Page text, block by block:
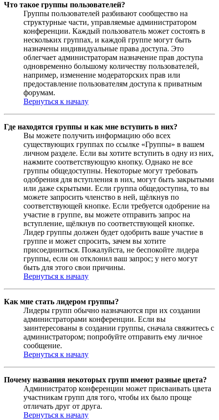
Что такое группы пользователей?
Группы пользователей разбивают сообщество на
структурные части, управляемые администратором
конференции. Каждый пользователь может состоять в
нескольких группах, и каждой группе могут быть
назначены индивидуальные права доступа. Это
облегчает администраторам назначение прав доступа
одновременно большому количеству пользователей,
например, изменение модераторских прав или
предоставление пользователям доступа к приватным
форумам.
Вернуться к началу
Где находятся группы и как мне вступить в них?
Вы можете получить информацию обо всех
существующих группах по ссылке «Группы» в вашем
личном разделе. Если вы хотите вступить в одну из них,
нажмите соответствующую кнопку. Однако не все
группы общедоступны. Некоторые могут требовать
одобрения для вступления в них, могут быть закрытыми
или даже скрытыми. Если группа общедоступна, то вы
можете запросить членство в ней, щёлкнув по
соответствующей кнопке. Если требуется одобрение на
участие в группе, вы можете отправить запрос на
вступление, щёлкнув по соответствующей кнопке.
Лидер группы должен будет одобрить ваше участие в
группе и может спросить, зачем вы хотите
присоединиться. Пожалуйста, не беспокойте лидера
группы, если он отклонил ваш запрос; у него могут
быть для этого свои причины.
Вернуться к началу
Как мне стать лидером группы?
Лидеры групп обычно назначаются при их создании
администраторами конференции. Если вы
заинтересованы в создании группы, сначала свяжитесь с
администратором; попробуйте отправить ему личное
сообщение.
Вернуться к началу
Почему названия некоторых групп имеют разные цвета?
Администратор конференции может присваивать цвета
участникам групп для того, чтобы их было проще
отличать друг от друга.
Вернуться к началу